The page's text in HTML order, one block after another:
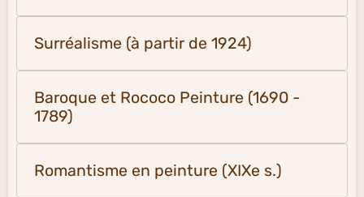
Surréalisme (à partir de 1924)
Baroque et Rococo Peinture (1690 -
1789)
Romantisme en peinture (XIXe s.)